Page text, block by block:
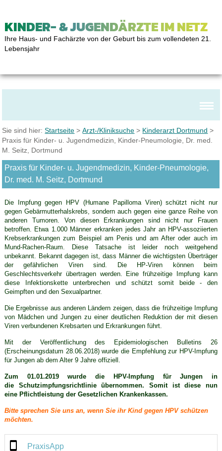
KINDER- & JUGENDÄRZTE IM NETZ
Ihre Haus- und Fachärzte von der Geburt bis zum vollendeten 21.
Lebensjahr
Sie sind hier:Startseite >Arzt-/Kliniksuche > Kinderarzt Dortmund >
Praxis für Kinder- u. Jugendmedizin, Kinder-Pneumologie, Dr. med.
M. Seitz, Dortmund
Praxis für Kinder- u. Jugendmedizin, Kinder-Pneumologie,
Dr. med. M. Seitz, Dortmund
Die Impfung gegen HPV (Humane Papilloma Viren) schützt nicht nur
gegen Gebärmutterhalskrebs, sondern auch gegen eine ganze Reihe von
anderen Tumoren. Von diesen Erkrankungen sind nicht nur Frauen
betroffen. Etwa 1.000 Männer erkranken jedes Jahr an HPV-assoziierten
Krebserkrankungen zum Beispiel am Penis und am After oder auch im
Mund-Rachen-Raum. Diese Tatsache ist leider noch weitgehend
unbekannt. Bekannt dagegen ist, dass Männer die wichtigsten Überträger
der gefährlichen Viren sind. Die HP-Viren können beim
Geschlechtsverkehr übertragen werden. Eine frühzeitige Impfung kann
diese Infektionskette unterbrechen und schützt somit beide - den
Geimpften und den Sexualpartner.
Die Ergebnisse aus anderen Ländern zeigen, dass die frühzeitige Impfung
von Mädchen und Jungen zu einer deutlichen Reduktion der mit diesen
Viren verbundenen Krebsarten und Erkrankungen führt.
Mit der Veröffentlichung des Epidemiologischen Bulletins 26
(Erscheinungsdatum 28.06.2018) wurde die Empfehlung zur HPV-Impfung
für Jungen ab dem Alter 9 Jahre offiziell.
Zum 01.01.2019 wurde die HPV-Impfung für Jungen in
die Schutzimpfungsrichtlinie übernommen. Somit ist diese nun
eine Pflichtleistung der Gesetzlichen Krankenkassen.
Bitte sprechen Sie uns an, wenn Sie ihr Kind gegen HPV schützen
möchten.
PraxisApp